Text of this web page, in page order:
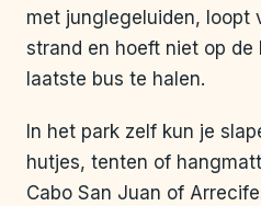
met junglegeluiden, loopt
strand en hoeft niet op de
laatste bus te halen.
In het park zelf kun je
hutjes, tenten of
Cabo San Juan of